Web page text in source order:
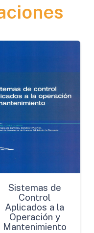
Sistemas de
Control
Aplicados a la
Operación y
Mantenimiento